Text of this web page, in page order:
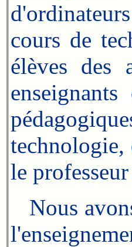
cours de
élèves des
technologie,
le
Nous